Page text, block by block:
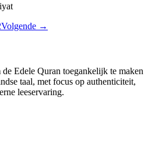
Volgende →
Edele Quran toegankelijk te maken
taal, met focus op authenticiteit,
leeservaring.